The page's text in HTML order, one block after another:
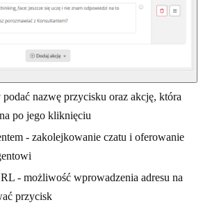
nazwę przycisku oraz akcję, która
po jego kliknięciu
- zakolejkowanie czatu i oferowanie
- możliwość wprowadzenia adresu na
przycisk